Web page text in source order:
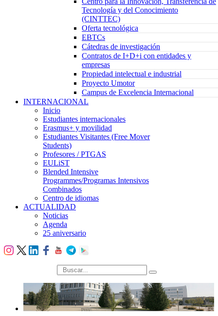
Tecnología y del Conocimiento
(CINTTEC)
Oferta tecnológica
EBTCs
Cátedras de investigación
Contratos de I+D+i con entidades y
empresas
Propiedad intelectual e industrial
Proyecto Umotor
Campus de Excelencia Internacional
INTERNACIONAL
Inicio
Estudiantes internacionales
Erasmus+ y movilidad
Estudiantes Visitantes (Free Mover
Students)
Profesores / PTGAS
EULiST
Blended Intensive
Programmes/Programas Intensivos
Combinados
Centro de idiomas
ACTUALIDAD
Noticias
Agenda
25 aniversario
búsqueda